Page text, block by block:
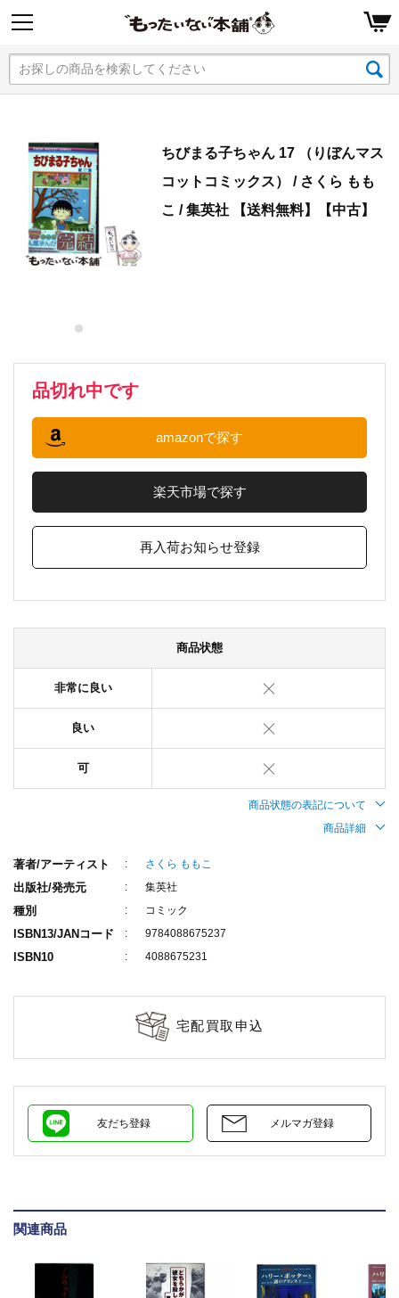
ちびまる子ちゃん 17 （りぼんマス
コットコミックス） / さくら もも
こ / 集英社 【送料無料】【中古】
品切れ中です
amazonで探す
楽天市場で探す
再入荷お知らせ登録
商品状態
非常に良い
良い
可
商品状態の表記について
商品詳細
著者/アーティスト さくら ももこ
出版社/発売元 集英社
種別 コミック
ISBN13/JANコード 9784088675237
ISBN10 4088675231
宅配買取申込
友だち登録 メルマガ登録
関連商品